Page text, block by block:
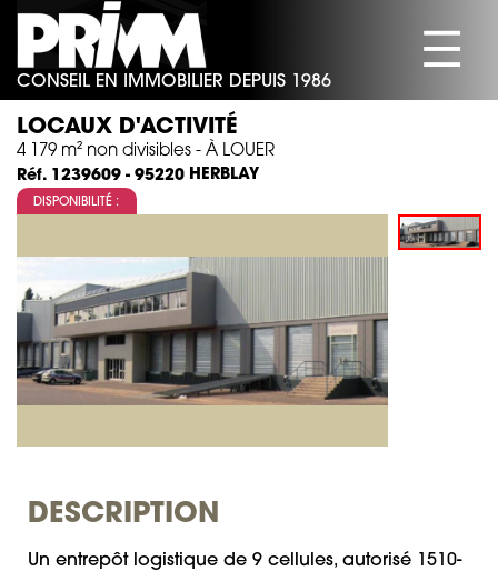
CONSEIL EN IMMOBILIER DEPUIS 1986
SOCIÉTÉ
BUREAUX
HABITATION
ACTUALITÉS
CONTACT
☰
LOCAUX D'ACTIVITÉ
4 179 m² non divisibles - À LOUER
Réf. 1239609 - 95220 HERBLAY
DISPONIBILITÉ :
DESCRIPTION
Un entrepôt logistique de 9 cellules, autorisé 1510-